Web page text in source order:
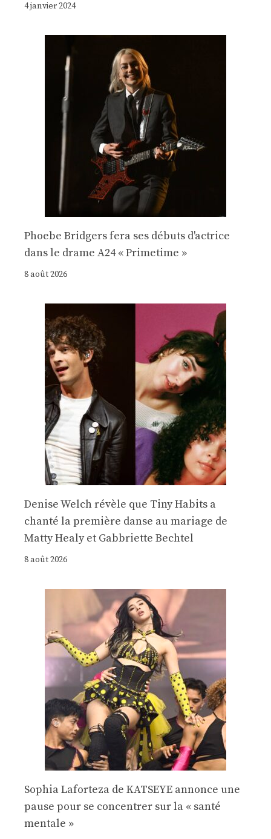
4 janvier 2024
Phoebe Bridgers fera ses débuts d'actrice
dans le drame A24 « Primetime »
8 août 2026
Denise Welch révèle que Tiny Habits a
chanté la première danse au mariage de
Matty Healy et Gabbriette Bechtel
8 août 2026
Sophia Laforteza de KATSEYE annonce une
pause pour se concentrer sur la « santé
mentale »